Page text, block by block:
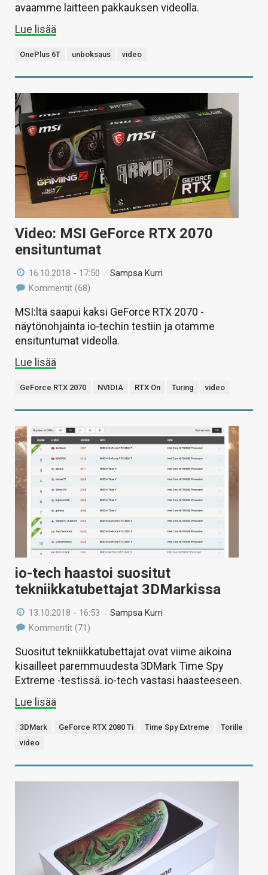
avaamme laitteen pakkauksen videolla.
Lue lisää
OnePlus 6T unboksaus video
Video: MSI GeForce RTX 2070
ensituntumat
16.10.2018 - 17:50 /Sampsa Kurri
Kommentit (68)
MSI:ltä saapui kaksi GeForce RTX 2070 -
näytönohjainta io-techin testiin ja otamme
ensituntumat videolla.
Lue lisää
GeForce RTX 2070 NVIDIA RTX On Turing video
io-tech haastoi suositut
tekniikkatubettajat 3DMarkissa
13.10.2018 - 16:53 /Sampsa Kurri
Kommentit (71)
Suositut tekniikkatubettajat ovat viime aikoina
kisailleet paremmuudesta 3DMark Time Spy
Extreme -testissä. io-tech vastasi haasteeseen.
Lue lisää
3DMark GeForce RTX 2080 Ti Time Spy Extreme
Torille
video